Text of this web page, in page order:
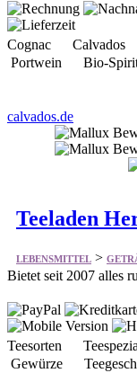
Cognac
Portwein Bio-
calvados.de
Teeladen
LEBENSMITTEL >
Bietet seit 2007 alles
Teesorten
Gewürze